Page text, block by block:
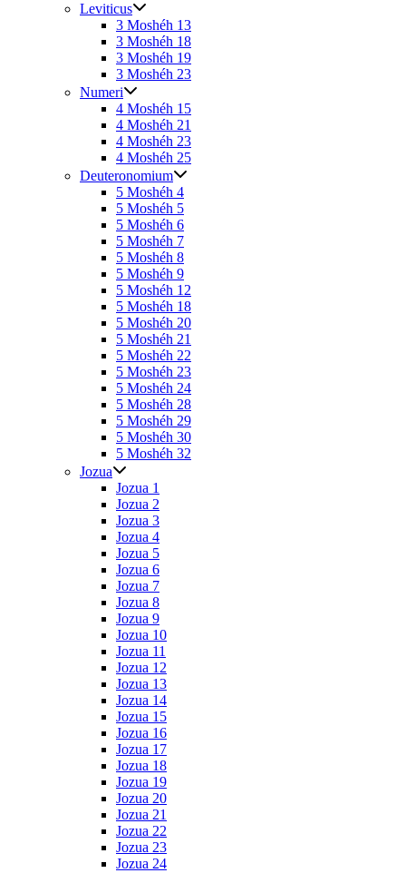
Leviticus
3 Moshéh 13
3 Moshéh 18
3 Moshéh 19
3 Moshéh 23
Numeri
4 Moshéh 15
4 Moshéh 21
4 Moshéh 23
4 Moshéh 25
Deuteronomium
5 Moshéh 4
5 Moshéh 5
5 Moshéh 6
5 Moshéh 7
5 Moshéh 8
5 Moshéh 9
5 Moshéh 12
5 Moshéh 18
5 Moshéh 20
5 Moshéh 21
5 Moshéh 22
5 Moshéh 23
5 Moshéh 24
5 Moshéh 28
5 Moshéh 29
5 Moshéh 30
5 Moshéh 32
Jozua
Jozua 1
Jozua 2
Jozua 3
Jozua 4
Jozua 5
Jozua 6
Jozua 7
Jozua 8
Jozua 9
Jozua 10
Jozua 11
Jozua 12
Jozua 13
Jozua 14
Jozua 15
Jozua 16
Jozua 17
Jozua 18
Jozua 19
Jozua 20
Jozua 21
Jozua 22
Jozua 23
Jozua 24